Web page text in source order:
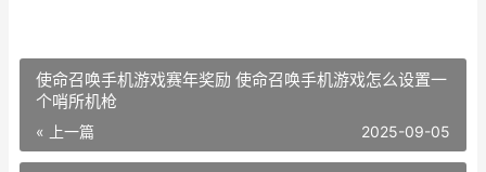
使命召唤手机游戏赛年奖励 使命召唤手机游戏怎么设置一
个哨所机枪
« 上一篇 2025-09-05